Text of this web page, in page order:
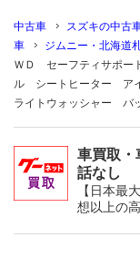
中古車 スズキの中古
車
ジムニー・北海道
ＷＤ セーフティサポー
ル シートヒーター ア
ライトウォッシャー バ
車買取
話なし
【日本最
想以上の